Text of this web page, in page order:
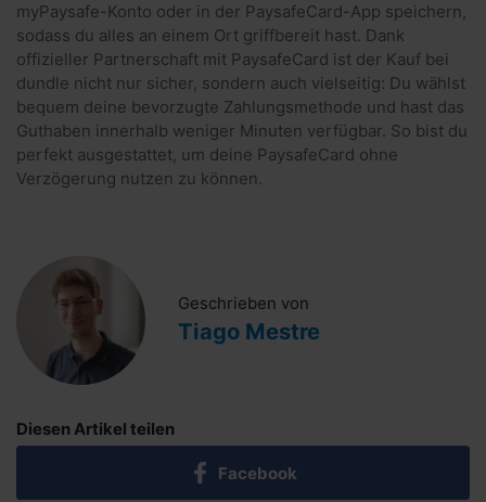
myPaysafe-Konto oder in der PaysafeCard-App speichern,
sodass du alles an einem Ort griffbereit hast. Dank
offizieller Partnerschaft mit PaysafeCard ist der Kauf bei
dundle nicht nur sicher, sondern auch vielseitig: Du wählst
bequem deine bevorzugte Zahlungsmethode und hast das
Guthaben innerhalb weniger Minuten verfügbar. So bist du
perfekt ausgestattet, um deine PaysafeCard ohne
Verzögerung nutzen zu können.
Geschrieben von
Tiago Mestre
Diesen Artikel teilen
Facebook